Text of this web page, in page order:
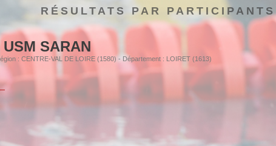
RÉSULTATS PAR PARTICIPANTS
USM SARAN
: CENTRE-VAL DE LOIRE (1580) - Département : LOIRET (1613)